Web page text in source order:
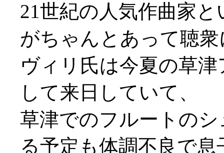
21世紀の人気作曲家
がちゃんとあって聴
ヴィリ氏は今夏の草
して来日していて、
草津でのフルートの
る予定も体調不良で